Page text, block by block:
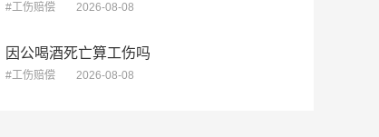
#工伤赔偿 2026-08-08
因公喝酒死亡算工伤吗
#工伤赔偿 2026-08-08